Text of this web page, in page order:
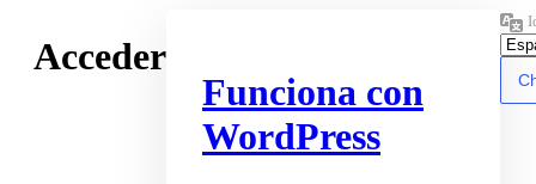
Acceder
Funciona con
WordPress